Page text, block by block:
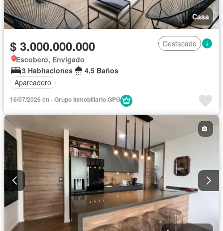
Casa
$ 3.000.000.000
Destacado
Escobero, Envigado
3 Habitaciones
4,5 Baños
Aparcadero
16/07/2026 en - Grupo Inmobiliario GPG